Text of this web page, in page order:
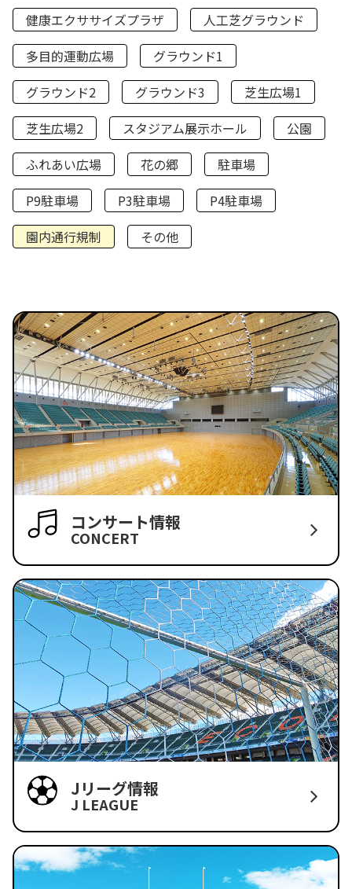
健康エクササイズプラザ
人工芝グラウンド
多目的運動広場
グラウンド1
グラウンド2
グラウンド3
芝生広場1
芝生広場2
スタジアム展示ホール
公園
ふれあい広場
花の郷
駐車場
P9駐車場
P3駐車場
P4駐車場
園内通行規制
その他
コンサート情報
CONCERT
Jリーグ情報
J LEAGUE